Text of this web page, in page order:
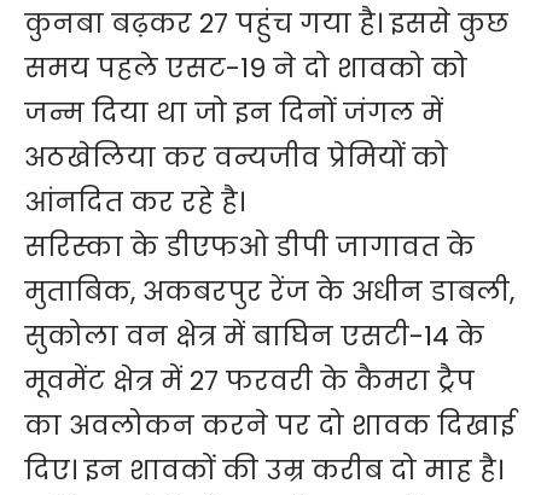
कुनबा बढ़कर 27 पहुंच गया है। इससे कुछ
समय पहले एसट-19 ने दो शावको को
जन्म दिया था जो इन दिनों जंगल में
अठखेलिया कर वन्यजीव प्रेमियों को
आंनदित कर रहे है।
सरिस्का के डीएफओ डीपी जागावत के
मुताबिक, अकबरपुर रेंज के अधीन डाबली,
सुकोला वन क्षेत्र में बाघिन एसटी-14 के
मूवमेंट क्षेत्र में 27 फरवरी के कैमरा ट्रैप
का अवलोकन करने पर दो शावक दिखाई
दिए। इन शावकों की उम्र करीब दो माह है।